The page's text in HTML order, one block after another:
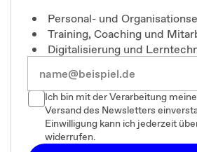
Personal- und
Training, Coaching und
Digitalisierung und
Ich bin mit der Verarbeitung
Versand des Newsletters
Einwilligung kann ich jederzeit
widerrufen.